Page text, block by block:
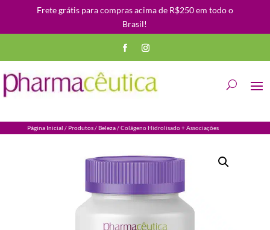
Frete grátis para compras acima de R$250 em todo o
Brasil!
Página Inicial / Produtos/Beleza/ Colágeno Hidrolisado + Associações